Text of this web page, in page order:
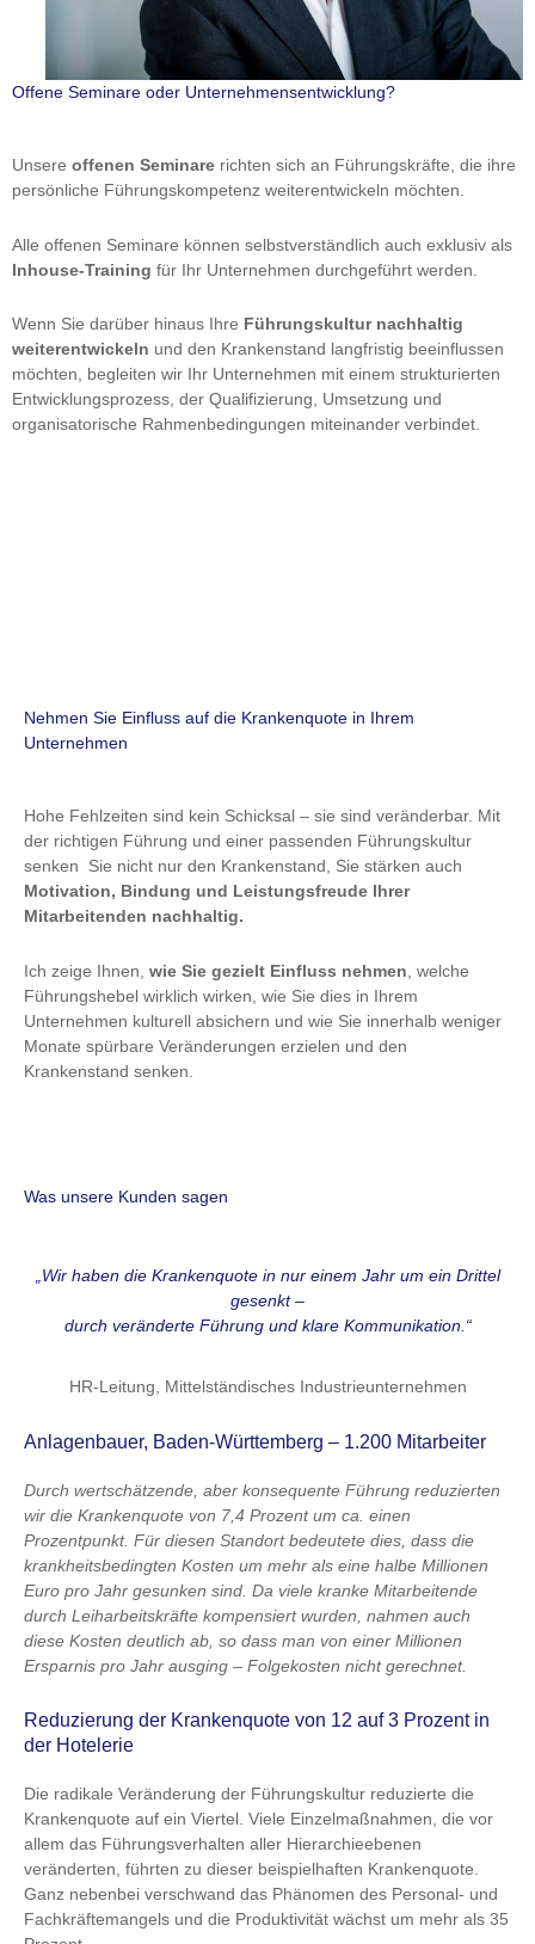
Offene Seminare oder Unternehmensentwicklung?
Unsere offenen Seminare richten sich an Führungskräfte, die ihre
persönliche Führungskompetenz weiterentwickeln möchten.
Alle offenen Seminare können selbstverständlich auch exklusiv als
Inhouse-Training für Ihr Unternehmen durchgeführt werden.
Wenn Sie darüber hinaus Ihre Führungskultur nachhaltig
weiterentwickeln und den Krankenstand langfristig beeinflussen
möchten, begleiten wir Ihr Unternehmen mit einem strukturierten
Entwicklungsprozess, der Qualifizierung, Umsetzung und
organisatorische Rahmenbedingungen miteinander verbindet.
Nehmen Sie Einfluss auf die Krankenquote in Ihrem
Unternehmen
Hohe Fehlzeiten sind kein Schicksal – sie sind veränderbar. Mit
der richtigen Führung und einer passenden Führungskultur
senken Sie nicht nur den Krankenstand, Sie stärken auch
Motivation, Bindung und Leistungsfreude Ihrer
Mitarbeitenden nachhaltig.
Ich zeige Ihnen, wie Sie gezielt Einfluss nehmen , welche
Führungshebel wirklich wirken, wie Sie dies in Ihrem
Unternehmen kulturell absichern und wie Sie innerhalb weniger
Monate spürbare Veränderungen erzielen und den
Krankenstand senken.
Was unsere Kunden sagen
„Wir haben die Krankenquote in nur einem Jahr um ein Drittel
gesenkt –
durch veränderte Führung und klare Kommunikation.“
HR-Leitung, Mittelständisches Industrieunternehmen
Anlagenbauer, Baden-Württemberg – 1.200 Mitarbeiter
Durch wertschätzende, aber konsequente Führung reduzierten
wir die Krankenquote von 7,4 Prozent um ca. einen
Prozentpunkt. Für diesen Standort bedeutete dies, dass die
krankheitsbedingten Kosten um mehr als eine halbe Millionen
Euro pro Jahr gesunken sind. Da viele kranke Mitarbeitende
durch Leiharbeitskräfte kompensiert wurden, nahmen auch
diese Kosten deutlich ab, so dass man von einer Millionen
Ersparnis pro Jahr ausging – Folgekosten nicht gerechnet.
Reduzierung der Krankenquote von 12 auf 3 Prozent in
der Hotelerie
Die radikale Veränderung der Führungskultur reduzierte die
Krankenquote auf ein Viertel. Viele Einzelmaßnahmen, die vor
allem das Führungsverhalten aller Hierarchieebenen
veränderten, führten zu dieser beispielhaften Krankenquote.
Ganz nebenbei verschwand das Phänomen des Personal- und
Fachkräftemangels und die Produktivität wächst um mehr als 35